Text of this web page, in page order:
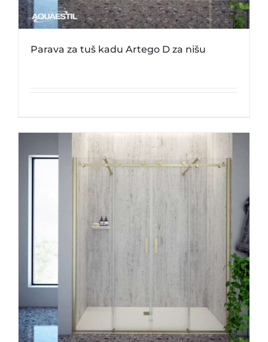
Parava za tuš kadu Artego D za nišu